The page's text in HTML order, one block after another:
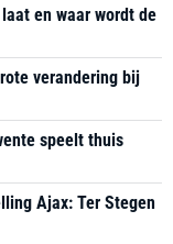
en waar wordt de
verandering bij
speelt thuis
Ajax: Ter Stegen